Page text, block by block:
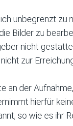
unbegrenzt zu
Bilder zu
nicht
zur
an der
hierfür
so wie es ihr